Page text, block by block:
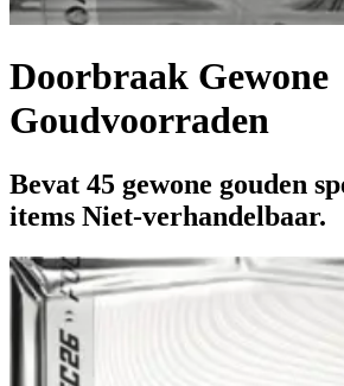
Doorbraak Gewone
Goudvoorraden
Bevat 45 gewone gouden
items Niet-verhandelbaar.